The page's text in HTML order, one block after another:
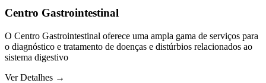
Centro Gastrointestinal
O Centro Gastrointestinal oferece uma ampla gama de serviços para
o diagnóstico e tratamento de doenças e distúrbios relacionados ao
sistema digestivo
Ver Detalhes →